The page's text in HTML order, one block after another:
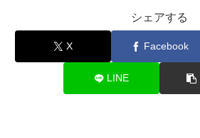
シェアする
X Facebook
LINE